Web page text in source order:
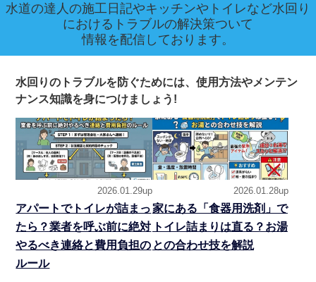
水道の達人の施工日記やキッチンやトイレなど水回り
におけるトラブルの解決策ついて
情報を配信しております。
水回りのトラブルを防ぐためには、使用方法やメンテン
ナンス知識を身につけましょう!
2026.01.29up
アパートでトイレが詰まっ
たら？業者を呼ぶ前に絶対
やるべき連絡と費用負担の
ルール
2026.01.28up
家にある「食器用洗剤」で
トイレ詰まりは直る？お湯
との合わせ技を解説